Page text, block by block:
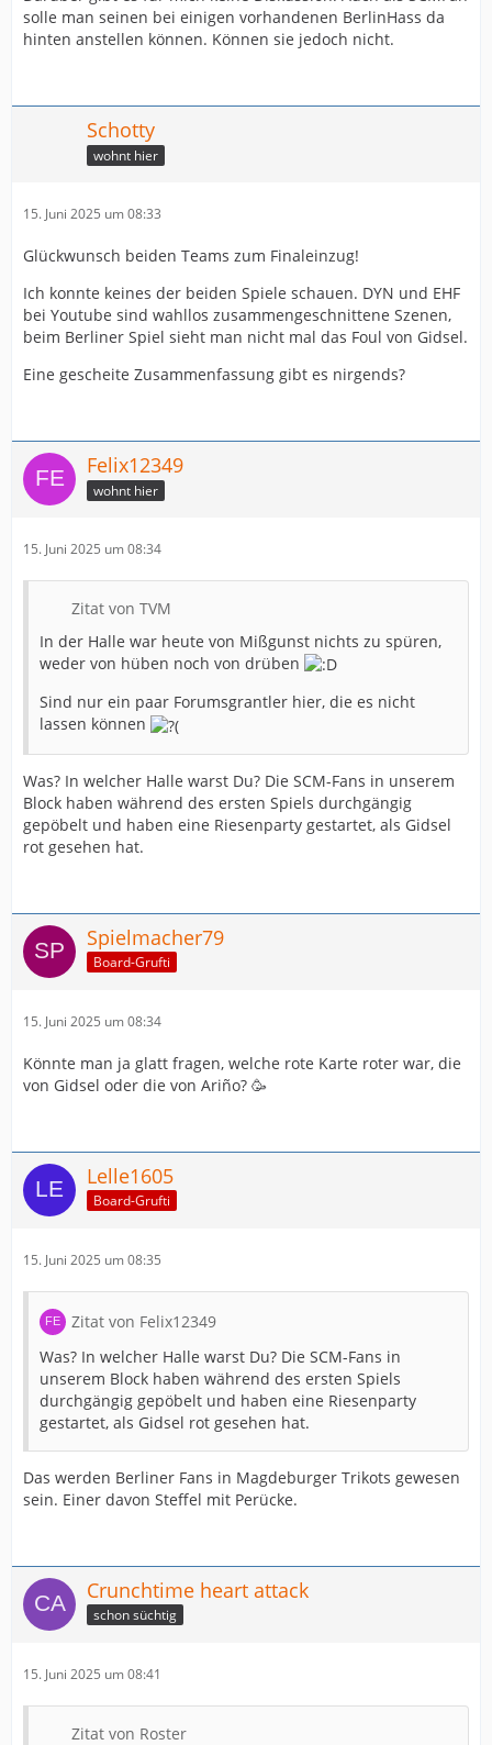
solle man seinen bei einigen vorhandenen BerlinHass da
hinten anstellen können. Können sie jedoch nicht.
Schotty
wohnt hier
15. Juni 2025 um 08:33
Glückwunsch beiden Teams zum Finaleinzug!
Ich konnte keines der beiden Spiele schauen. DYN und EHF
bei Youtube sind wahllos zusammengeschnittene Szenen,
beim Berliner Spiel sieht man nicht mal das Foul von Gidsel.
Eine gescheite Zusammenfassung gibt es nirgends?
Felix12349
wohnt hier
15. Juni 2025 um 08:34
Zitat von TVM
In der Halle war heute von Mißgunst nichts zu spüren,
weder von hüben noch von drüben
Sind nur ein paar Forumsgrantler hier, die es nicht
lassen können
Was? In welcher Halle warst Du? Die SCM-Fans in unserem
Block haben während des ersten Spiels durchgängig
gepöbelt und haben eine Riesenparty gestartet, als Gidsel
rot gesehen hat.
Spielmacher79
Board-Grufti
15. Juni 2025 um 08:34
Könnte man ja glatt fragen, welche rote Karte roter war, die
von Gidsel oder die von Ariño? 🥳
Lelle1605
Board-Grufti
15. Juni 2025 um 08:35
Zitat von Felix12349
Was? In welcher Halle warst Du? Die SCM-Fans in
unserem Block haben während des ersten Spiels
durchgängig gepöbelt und haben eine Riesenparty
gestartet, als Gidsel rot gesehen hat.
Das werden Berliner Fans in Magdeburger Trikots gewesen
sein. Einer davon Steffel mit Perücke.
Crunchtime heart attack
schon süchtig
15. Juni 2025 um 08:41
Zitat von Roster